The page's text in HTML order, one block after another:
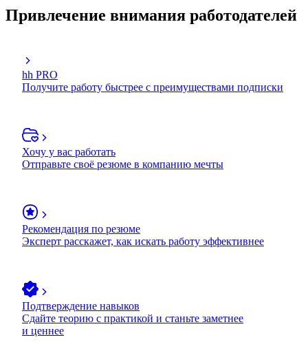
Привлечение внимания работодателей
hh PRO
Получите работу быстрее с преимуществами подписки
Хочу у вас работать
Отправьте своё резюме в компанию мечты
Рекомендация по резюме
Эксперт расскажет, как искать работу эффективнее
Подтверждение навыков
Сдайте теорию с практикой и станьте заметнее
и ценнее